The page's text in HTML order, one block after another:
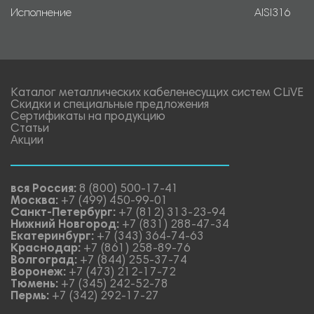
Исполнение AISI316
Каталог металлических кабеленесущих систем CLiVE
Скидки и специальные предложения
Сертификаты на продукцию
Статьи
Акции
вся Россия: 8 (800) 500-17-41
Москва: +7 (499) 450-99-01
Санкт-Петербург: +7 (812) 313-23-94
Нижний Новгород: +7 (831) 288-47-34
Екатеринбург: +7 (343) 364-74-63
Краснодар: +7 (861) 258-89-76
Волгоград: +7 (844) 255-37-74
Воронеж: +7 (473) 212-17-72
Тюмень: +7 (345) 242-52-78
Пермь: +7 (342) 292-17-27